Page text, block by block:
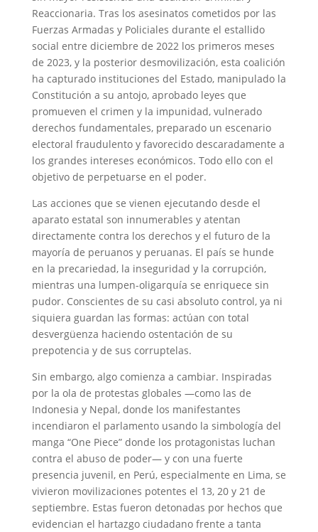
Reaccionaria. Tras los asesinatos cometidos por las
Fuerzas Armadas y Policiales durante el estallido
social entre diciembre de 2022 los primeros meses
de 2023, y la posterior desmovilización, esta coalición
ha capturado instituciones del Estado, manipulado la
Constitución a su antojo, aprobado leyes que
promueven el crimen y la impunidad, vulnerado
derechos fundamentales, preparado un escenario
electoral fraudulento y favorecido descaradamente a
los grandes intereses económicos. Todo ello con el
objetivo de perpetuarse en el poder.
Las acciones que se vienen ejecutando desde el
aparato estatal son innumerables y atentan
directamente contra los derechos y el futuro de la
mayoría de peruanos y peruanas. El país se hunde
en la precariedad, la inseguridad y la corrupción,
mientras una lumpen-oligarquía se enriquece sin
pudor. Conscientes de su casi absoluto control, ya ni
siquiera guardan las formas: actúan con total
desvergüenza haciendo ostentación de su
prepotencia y de sus corruptelas.
Sin embargo, algo comienza a cambiar. Inspiradas
por la ola de protestas globales —como las de
Indonesia y Nepal, donde los manifestantes
incendiaron el parlamento usando la simbología del
manga “One Piece” donde los protagonistas luchan
contra el abuso de poder— y con una fuerte
presencia juvenil, en Perú, especialmente en Lima, se
vivieron movilizaciones potentes el 13, 20 y 21 de
septiembre. Estas fueron detonadas por hechos que
evidencian el hartazgo ciudadano frente a tanta